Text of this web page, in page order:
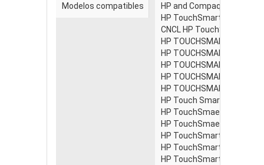
Modelos compatibles
HP and Compaq including:
HP TouchSmart 300-1300
CNCL HP TouchSmrt 300-
HP TOUCHSMART 300-
HP TOUCHSMART CTO
HP TOUCHSMART CTO
HP TOUCHSMART CTO
HP TOUCHSMART CTO
HP Touch Smart 300-
HP TouchSmaet 300-
HP TouchSmaet 300-
HP TouchSmart 300-
HP TouchSmart 300-
HP TouchSmart 300-1007